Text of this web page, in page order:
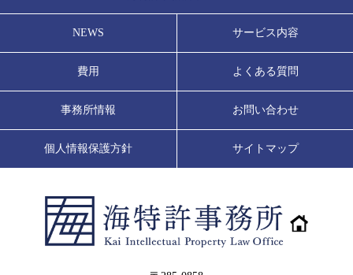
NEWS サービス内容
費用 よくある質問
事務所情報 お問い合わせ
個人情報保護方針 サイトマップ